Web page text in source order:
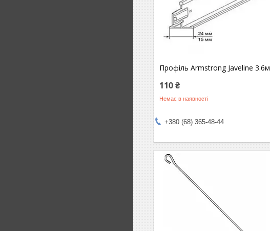
Профіль Armstrong Javeline 3.6м
110 ₴
Немає в наявності
+380 (68) 365-48-44